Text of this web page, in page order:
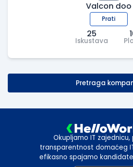
Valcon doo
Prati
25
Iskustava
Pretraga
Okupljamo IT zajednicu,
transparentnost domaćeg
efikasno spajamo